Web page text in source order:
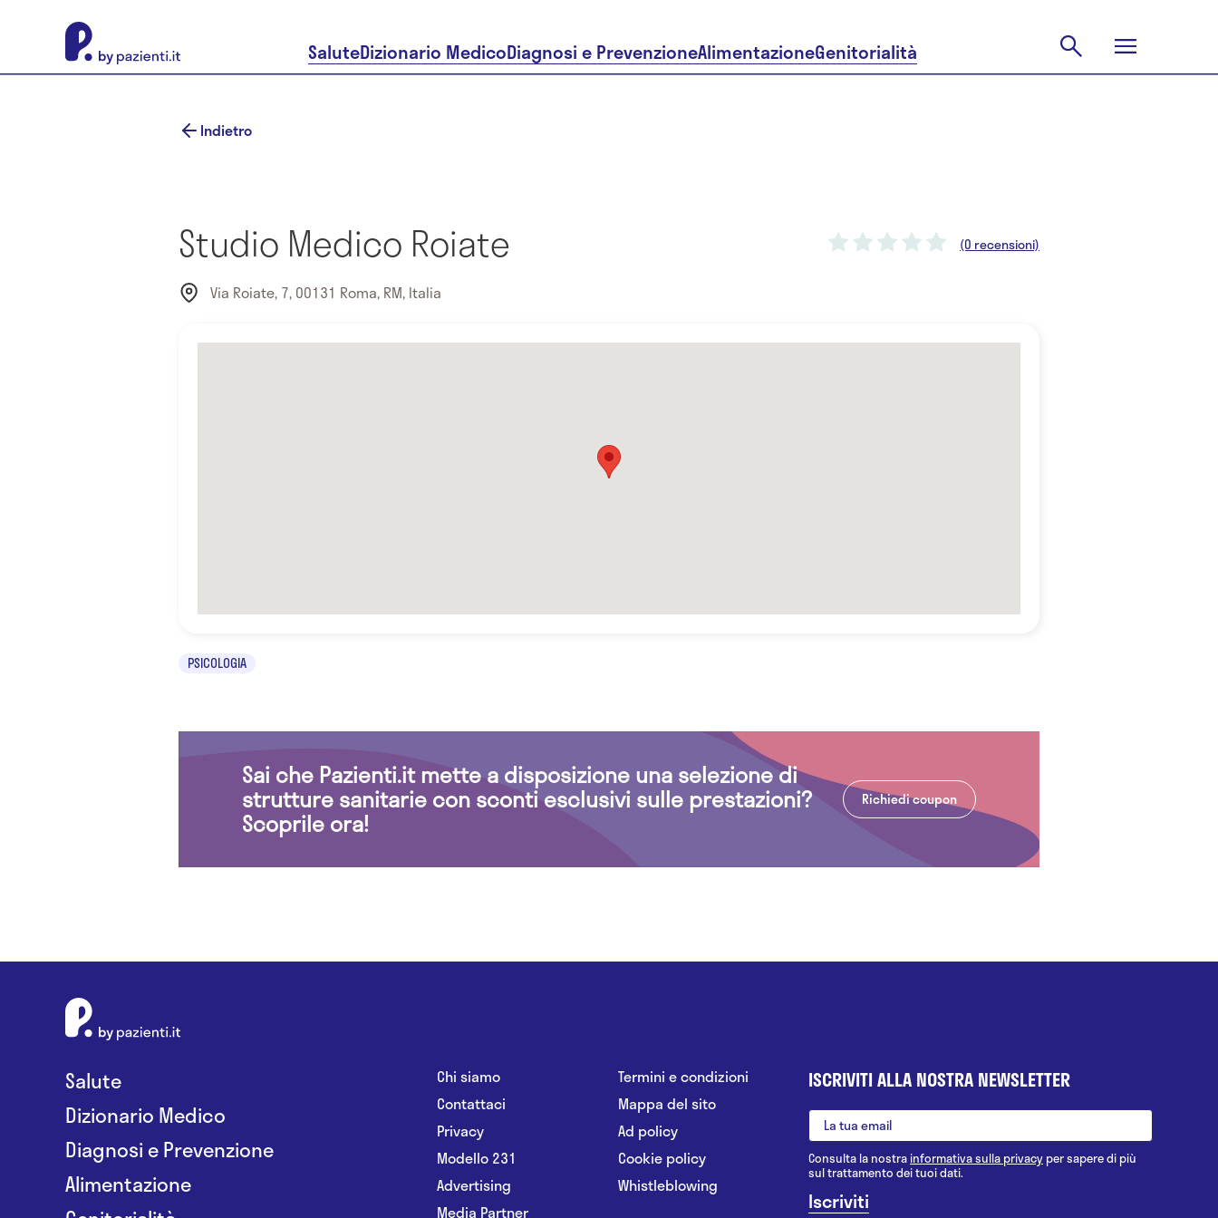
SaluteDizionario MedicoDiagnosi e PrevenzioneAlimentazioneGenitorialità
Indietro
Studio Medico Roiate (0 recensioni)
Via Roiate, 7, 00131 Roma, RM, Italia
PSICOLOGIA
Sai che Pazienti.it mette a disposizione una selezione di
strutture sanitarie con sconti esclusivi sulle prestazioni?
Scoprile ora!
Richiedi coupon
Salute
Dizionario Medico
Diagnosi e Prevenzione
Alimentazione
Chi siamo
Contattaci
Privacy
Modello 231
Advertising
Media Partner
Termini e condizioni
Mappa del sito
Ad policy
Cookie policy
Whistleblowing
ISCRIVITI ALLA NOSTRA NEWSLETTER
Consulta la nostrainformativa sulla privacy per sapere di più
sul trattamento dei tuoi dati.